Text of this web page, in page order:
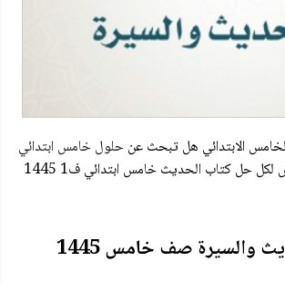
الابتدائي هل تبحث عنحلول خامس ابتدائي
حل كتاب الحديث خامس ابتدائي ف1 1445
والسيرة صف خامس 1445